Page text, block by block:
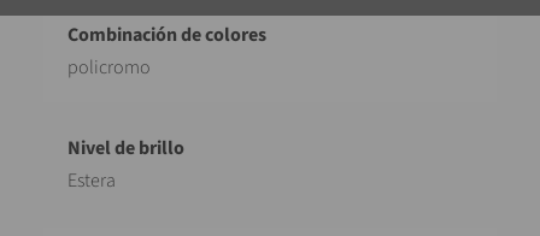
policromo
Estera